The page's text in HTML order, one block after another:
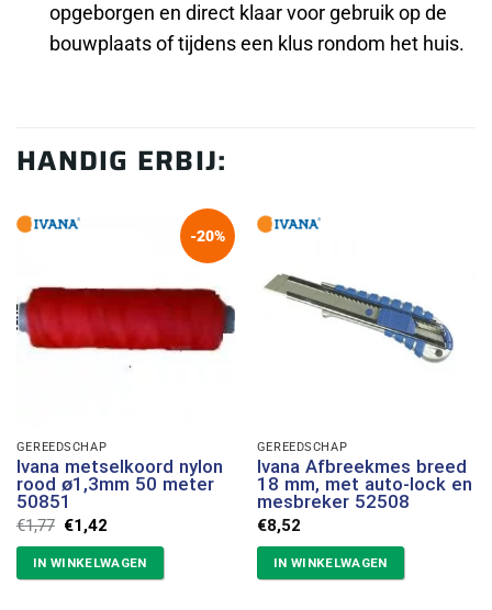
opgeborgen en direct klaar voor gebruik op de
bouwplaats of tijdens een klus rondom het huis.
HANDIG ERBIJ:
-20%
GEREEDSCHAP
Ivana metselkoord nylon
rood ø1,3mm 50 meter
50851
€1,77 Oorspronkelijke
prijs
was:
€1,77.
€1,42
is:
€1,42.
IN WINKELWAGEN
GEREEDSCHAP
Ivana Afbreekmes breed
18 mm, met auto-lock en
mesbreker 52508
€8,52
IN WINKELWAGEN